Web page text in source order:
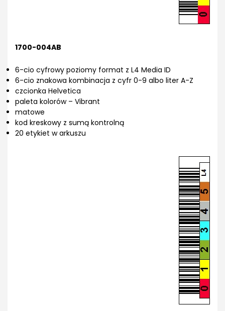
1700-004AB
6-cio cyfrowy poziomy format z L4 Media ID
6-cio znakowa kombinacja z cyfr 0-9 albo liter A-Z
czcionka Helvetica
paleta kolorów – Vibrant
matowe
kod kreskowy z sumą kontrolną
20 etykiet w arkuszu